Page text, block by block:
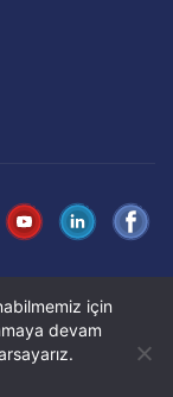
S.p.A.
için
devam